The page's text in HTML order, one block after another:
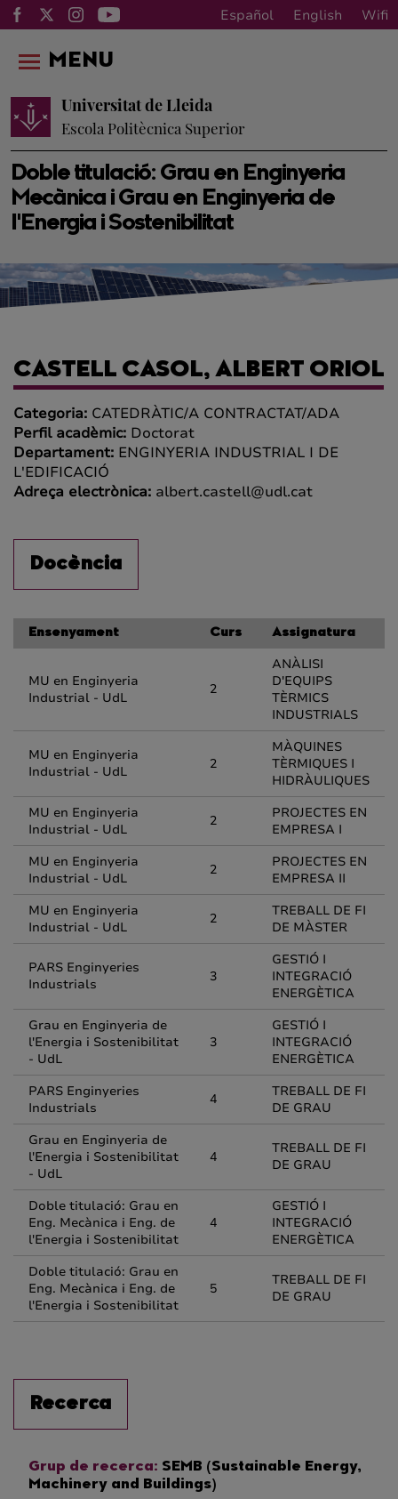
Español English Wifi
Doble titulació: Grau en Enginyeria
Mecànica i Grau en Enginyeria de
l'Energia i Sostenibilitat
Universitat de Lleida
Escola Politècnica Superior
MENU
CASTELL CASOL, ALBERT ORIOL
Categoria: CATEDRÀTIC/A CONTRACTAT/ADA
Perfil acadèmic: Doctorat
Departament: ENGINYERIA INDUSTRIAL I DE
L'EDIFICACIÓ
Adreça electrònica: albert.castell@udl.cat
Docència
Ensenyament Curs Assignatura
MU en Enginyeria
Industrial - UdL
2
ANÀLISI
D'EQUIPS
TÈRMICS
INDUSTRIALS
MU en Enginyeria
Industrial - UdL
2
MÀQUINES
TÈRMIQUES I
HIDRÀULIQUES
MU en Enginyeria
Industrial - UdL
2
PROJECTES EN
EMPRESA I
MU en Enginyeria
Industrial - UdL
2
PROJECTES EN
EMPRESA II
MU en Enginyeria
Industrial - UdL
2
TREBALL DE FI
DE MÀSTER
PARS Enginyeries
Industrials
3
GESTIÓ I
INTEGRACIÓ
ENERGÈTICA
Grau en Enginyeria de
l'Energia i Sostenibilitat
- UdL
3
GESTIÓ I
INTEGRACIÓ
ENERGÈTICA
PARS Enginyeries
Industrials
4
TREBALL DE FI
DE GRAU
Grau en Enginyeria de
l'Energia i Sostenibilitat
- UdL
4
TREBALL DE FI
DE GRAU
Doble titulació: Grau en
Eng. Mecànica i Eng. de
l'Energia i Sostenibilitat
4
GESTIÓ I
INTEGRACIÓ
ENERGÈTICA
Doble titulació: Grau en
Eng. Mecànica i Eng. de
l'Energia i Sostenibilitat
5
TREBALL DE FI
DE GRAU
Recerca
Grup de recerca: SEMB (Sustainable Energy,
Machinery and Buildings)